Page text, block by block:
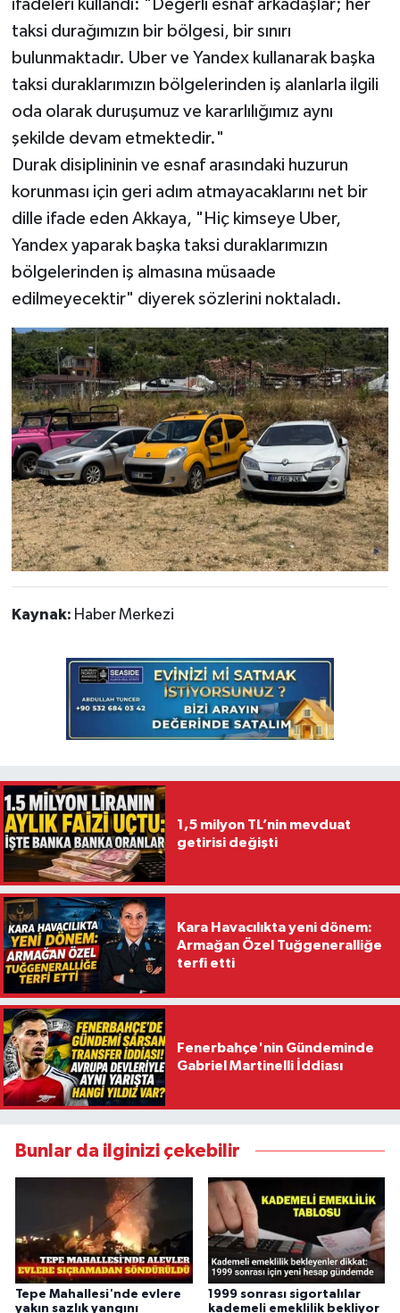
ifadeleri kullandı: "Değerli esnaf arkadaşlar; her
taksi durağımızın bir bölgesi, bir sınırı
bulunmaktadır. Uber ve Yandex kullanarak başka
taksi duraklarımızın bölgelerinden iş alanlarla ilgili
oda olarak duruşumuz ve kararlılığımız aynı
şekilde devam etmektedir."
Durak disiplininin ve esnaf arasındaki huzurun
korunması için geri adım atmayacaklarını net bir
dille ifade eden Akkaya, "Hiç kimseye Uber,
Yandex yaparak başka taksi duraklarımızın
bölgelerinden iş almasına müsaade
edilmeyecektir" diyerek sözlerini noktaladı.
Kaynak: Haber Merkezi
1,5 milyon TL’nin mevduat
getirisi değişti
Kara Havacılıkta yeni dönem:
Armağan Özel Tuğgeneralliğe
terfi etti
Fenerbahçe'nin Gündeminde
Gabriel Martinelli İddiası
Bunlar da ilginizi çekebilir
Tepe Mahallesi'nde evlere
yakın sazlık yangını
1999 sonrası sigortalılar
kademeli emeklilik bekliyor